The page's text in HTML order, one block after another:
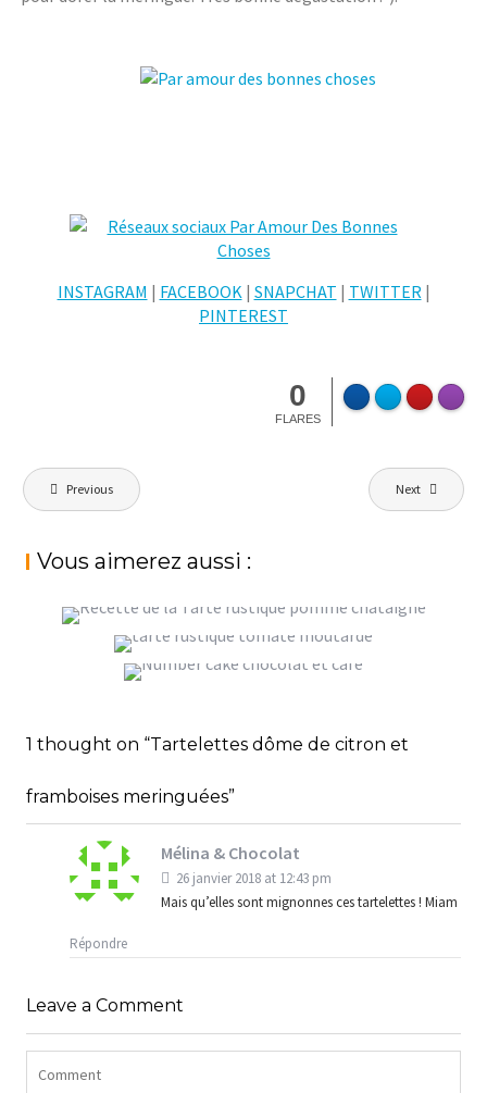
INSTAGRAM | FACEBOOK| SNAPCHAT | TWITTER|
PINTEREST
0
FLARES
Navigation
de
Previous Next
Vous aimerez aussi :
TARTE RUSTIQUE POMME CHÂTAIGNE,
POUR VOIR VENIR L’AUTOMNE
TARTE RUSTIQUE TOMATE MOUTARDE,
StéphanieM Gâteaux et autres,Tartes
1 thought on “Tartelettes dôme de citron et
framboises meringuées”
Mélina & Chocolat
26 janvier 2018 at 12:43 pm
Mais qu’elles sont mignonnes ces tartelettes ! Miam
Répondre
Leave a Comment